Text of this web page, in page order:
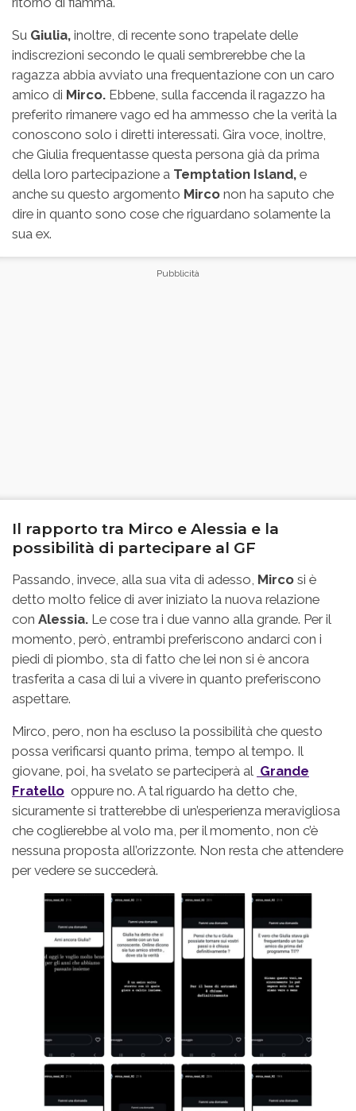
Su Giulia, inoltre, di recente sono trapelate delle
indiscrezioni secondo le quali sembrerebbe che la
ragazza abbia avviato una frequentazione con un caro
amico di Mirco. Ebbene, sulla faccenda il ragazzo ha
preferito rimanere vago ed ha ammesso che la verità la
conoscono solo i diretti interessati. Gira voce, inoltre,
che Giulia frequentasse questa persona già da prima
della loro partecipazione a Temptation Island, e
anche su questo argomento Mirco non ha saputo che
dire in quanto sono cose che riguardano solamente la
sua ex.
Il rapporto tra Mirco e Alessia e la
possibilità di partecipare al GF
Passando, invece, alla sua vita di adesso, Mirco si è
detto molto felice di aver iniziato la nuova relazione
con Alessia. Le cose tra i due vanno alla grande. Per il
momento, però, entrambi preferiscono andarci con i
piedi di piombo, sta di fatto che lei non si è ancora
trasferita a casa di lui a vivere in quanto preferiscono
aspettare.
Mirco, pero, non ha escluso la possibilità che questo
possa verificarsi quanto prima, tempo al tempo. Il
giovane, poi, ha svelato se parteciperà al Grande
Fratello oppure no. A tal riguardo ha detto che,
sicuramente si tratterebbe di un’esperienza meravigliosa
che coglierebbe al volo ma, per il momento, non c’è
nessuna proposta all’orizzonte. Non resta che attendere
per vedere se succederà.